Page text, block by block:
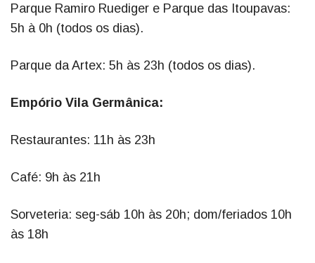
Parque Ramiro Ruediger e Parque das Itoupavas:
5h à 0h (todos os dias).
Parque da Artex: 5h às 23h (todos os dias).
Empório Vila Germânica:
Restaurantes: 11h às 23h
Café: 9h às 21h
Sorveteria: seg-sáb 10h às 20h; dom/feriados 10h
às 18h